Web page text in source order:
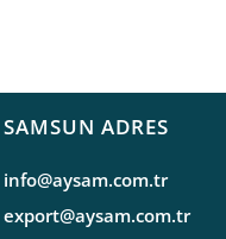
SAMSUN ADRES
info@aysam.com.tr
export@aysam.com.tr